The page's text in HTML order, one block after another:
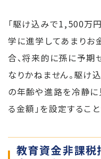
「駆け込みで1,500万
学に進学してあまりお
合、将来的に孫に予期
なりかねません。駆け
の年齢や進路を冷静に
る金額」を設定するこ
教育資金非課税